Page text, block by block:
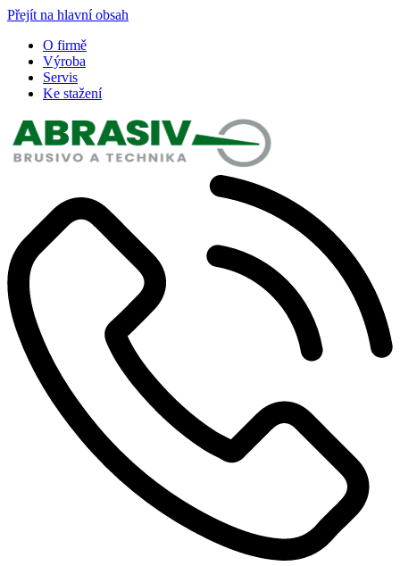
Přejít na hlavní obsah
O firmě
Výroba
Servis
Ke stažení